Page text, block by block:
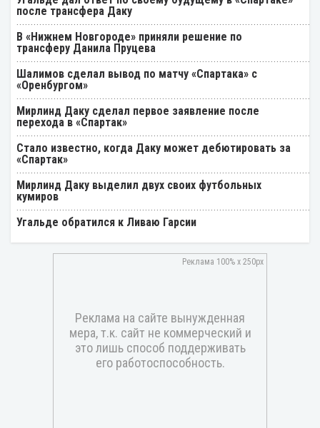
после трансфера Даку
В «Нижнем Новгороде» приняли решение по
трансферу Данила Пруцева
Шалимов сделал вывод по матчу «Спартака» с
«Оренбургом»
Мирлинд Даку сделал первое заявление после
перехода в «Спартак»
Стало известно, когда Даку может дебютировать за
«Спартак»
Мирлинд Даку выделил двух своих футбольных
кумиров
Угальде обратился к Ливаю Гарсии